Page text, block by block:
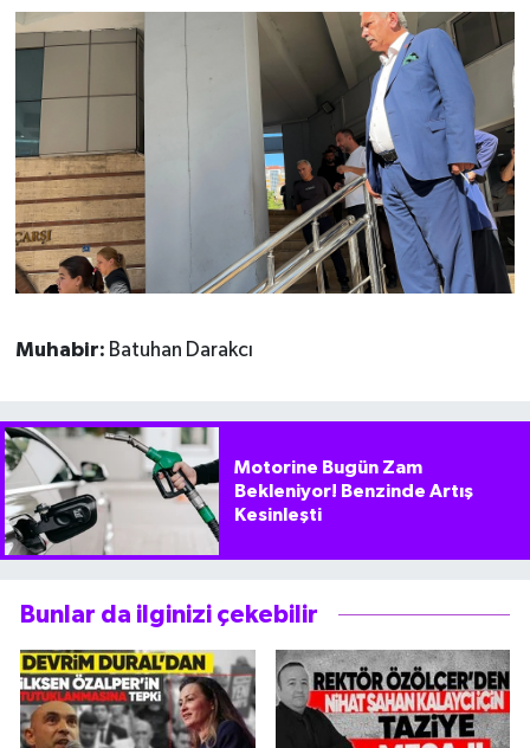
Muhabir: Batuhan Darakcı
Motorine Bugün Zam
Bekleniyor! Benzinde Artış
Kesinleşti
Bunlar da ilginizi çekebilir